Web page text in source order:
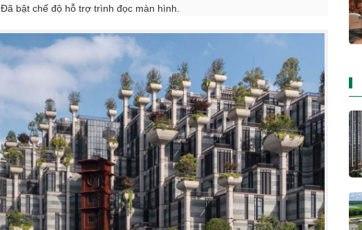
Đã bật chế độ hỗ trợ trình đọc màn hình.